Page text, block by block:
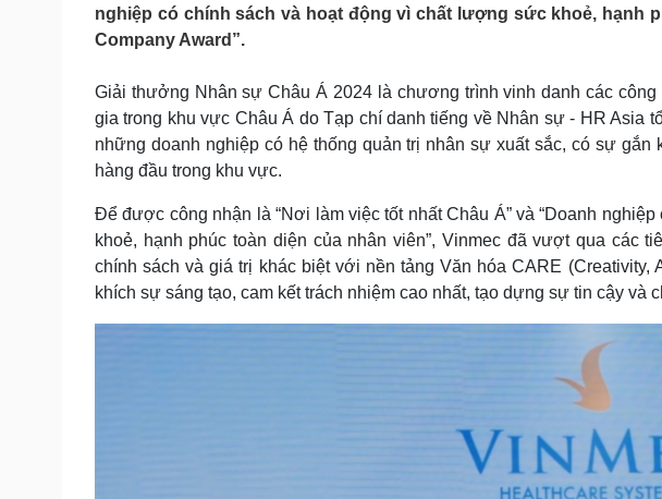
Tin nóng
Tư vấn luật
Việt Nam
Lịch thi đấu bóng
Sức khỏe
Dinh dưỡng - món ngon
Cây thuốc
Nhi khoa
Nam khoa
Làm đẹp - giảm cân
Phòng mạch online
Ăn sạch sống khỏe
Đời sống
Nhà đẹp
Văn hóa
Sân khấu - Điện
Di sản
nghiệp có chính sách và hoạt động vì chất lượng sức khoẻ, hạnh
Company Award”.
Giải thưởng Nhân sự Châu Á 2024 là chương trình vinh danh các
gia trong khu vực Châu Á do Tạp chí danh tiếng về Nhân sự - HR Asia
những doanh nghiệp có hệ thống quản trị nhân sự xuất sắc, có sự
hàng đầu trong khu vực.
Để được công nhận là “Nơi làm việc tốt nhất Châu Á” và “Doanh
khoẻ, hạnh phúc toàn diện của nhân viên”, Vinmec đã vượt qua các
chính sách và giá trị khác biệt với nền tảng Văn hóa CARE (Creativity,
khích sự sáng tạo, cam kết trách nhiệm cao nhất, tạo dựng sự tin cậy và